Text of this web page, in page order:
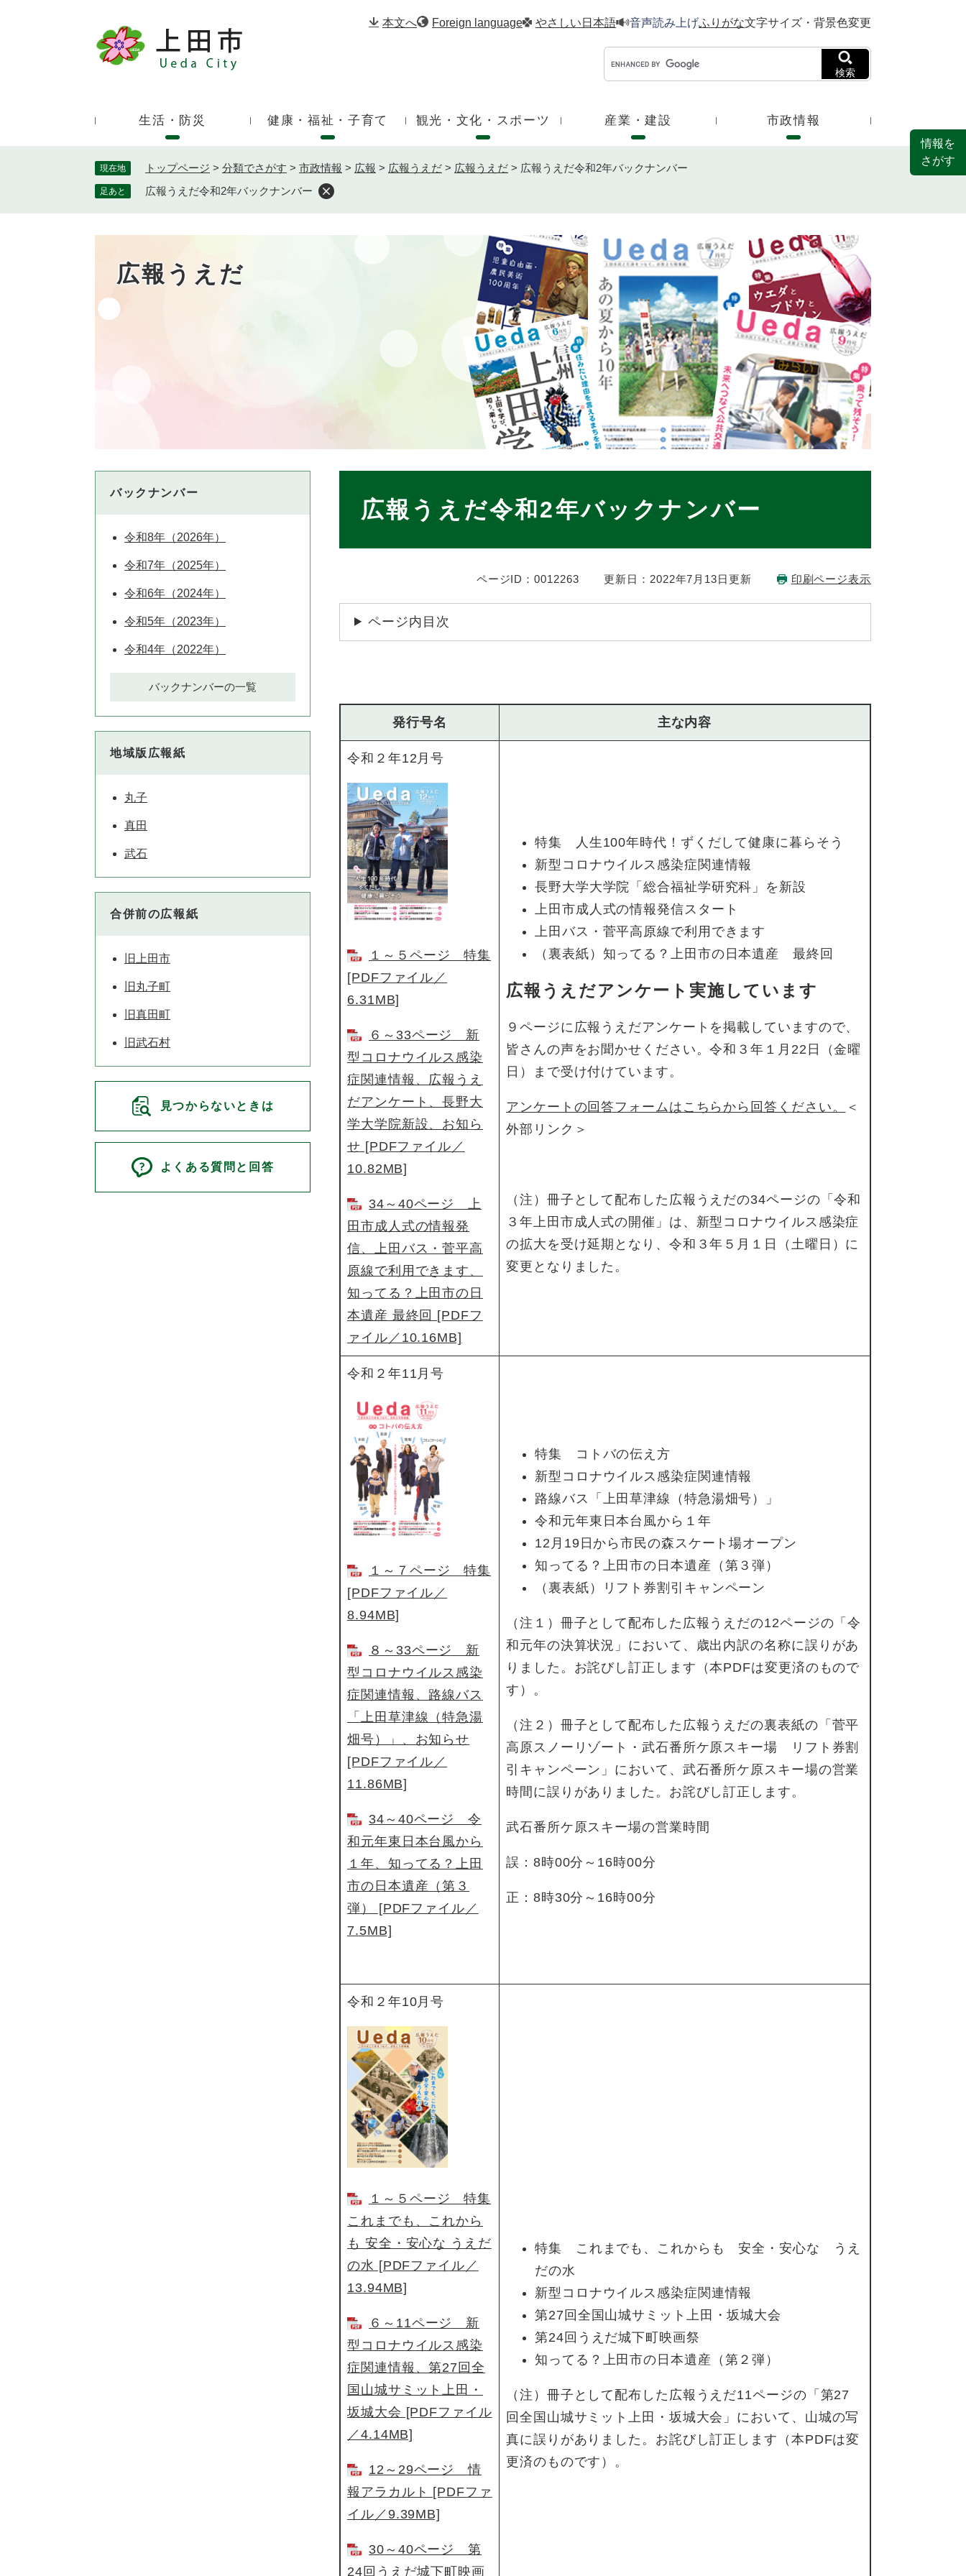
。
本文へ Foreign language やさしい日本語 音声読み上げふりがな文字サイズ・背景色変更
ド
検索
生活・防災 健康・福祉・子育て 観光・文化・スポーツ 産業・建設 市政情報
現在地 トップページ > 分類でさがす > 市政情報 > 広報 > 広報うえだ > 広報うえだ > 広報うえだ令和2年バックナンバー
足あと 広報うえだ令和2年バックナンバー
広報うえだ
広報うえだ令和2年バックナンバー
ページID：0012263 更新日：2022年7月13日更新 印刷ページ表示
ページ内目次
発行号名 主な内容
令和２年12月号
１～５ページ 特集
[PDFファイル／
6.31MB]
６～33ページ 新
型コロナウイルス感染
症関連情報、広報うえ
だアンケート、長野大
学大学院新設、お知ら
せ [PDFファイル／
10.82MB]
34～40ページ 上
田市成人式の情報発
信、上田バス・菅平高
原線で利用できます、
知ってる？上田市の日
本遺産 最終回 [PDFフ
ァイル／10.16MB]
特集 人生100年時代！ずくだして健康に暮らそう
新型コロナウイルス感染症関連情報
長野大学大学院「総合福祉学研究科」を新設
上田市成人式の情報発信スタート
上田バス・菅平高原線で利用できます
（裏表紙）知ってる？上田市の日本遺産 最終回
広報うえだアンケート実施しています
９ページに広報うえだアンケートを掲載していますので、
皆さんの声をお聞かせください。令和３年１月22日（金曜
日）まで受け付けています。
アンケートの回答フォームはこちらから回答ください。
＜
外部リンク＞
（注）冊子として配布した広報うえだの34ページの「令和
３年上田市成人式の開催」は、新型コロナウイルス感染症
の拡大を受け延期となり、令和３年５月１日（土曜日）に
変更となりました。
令和２年11月号
１～７ページ 特集
[PDFファイル／
8.94MB]
８～33ページ 新
型コロナウイルス感染
症関連情報、路線バス
「上田草津線（特急湯
畑号）」、お知らせ
[PDFファイル／
11.86MB]
34～40ページ 令
和元年東日本台風から
１年、知ってる？上田
市の日本遺産（第３
弾） [PDFファイル／
7.5MB]
特集 コトバの伝え方
新型コロナウイルス感染症関連情報
路線バス「上田草津線（特急湯畑号）」
令和元年東日本台風から１年
12月19日から市民の森スケート場オープン
知ってる？上田市の日本遺産（第３弾）
（裏表紙）リフト券割引キャンペーン
（注１）冊子として配布した広報うえだの12ページの「令
和元年の決算状況」において、歳出内訳の名称に誤りがあ
りました。お詫びし訂正します（本PDFは変更済のもので
す）。
（注２）冊子として配布した広報うえだの裏表紙の「菅平
高原スノーリゾート・武石番所ケ原スキー場 リフト券割
引キャンペーン」において、武石番所ケ原スキー場の営業
時間に誤りがありました。お詫びし訂正します。
武石番所ケ原スキー場の営業時間
誤：8時00分～16時00分
正：8時30分～16時00分
令和２年10月号
１～５ページ 特集
これまでも、これから
も 安全・安心な うえだ
の水 [PDFファイル／
13.94MB]
６～11ページ 新
型コロナウイルス感染
症関連情報、第27回全
国山城サミット上田・
坂城大会 [PDFファイル
／4.14MB]
12～29ページ 情
報アラカルト [PDFファ
イル／9.39MB]
30～40ページ 第
24回うえだ城下町映画
特集 これまでも、これからも 安全・安心な うえ
だの水
新型コロナウイルス感染症関連情報
第27回全国山城サミット上田・坂城大会
第24回うえだ城下町映画祭
知ってる？上田市の日本遺産（第２弾）
（注）冊子として配布した広報うえだ11ページの「第27
回全国山城サミット上田・坂城大会」において、山城の写
真に誤りがありました。お詫びし訂正します（本PDFは変
更済のものです）。
バックナンバー
令和8年（2026年）
令和7年（2025年）
令和6年（2024年）
令和5年（2023年）
令和4年（2022年）
バックナンバーの一覧
地域版広報紙
丸子
真田
武石
合併前の広報紙
旧上田市
旧丸子町
旧真田町
旧武石村
見つからないときは
よくある質問と回答
情報を
さがす